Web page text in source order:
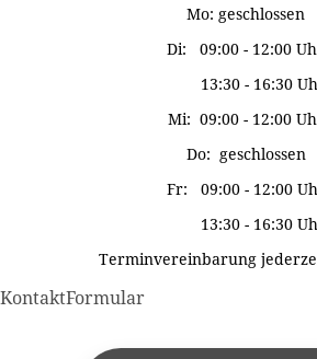
Mo: geschlossen
Di: 09:00 - 12:00
13:30 - 16:30
Mi: 09:00 - 12:00
Do: geschlossen
Fr: 09:00 - 12:00
13:30 - 16:30
Terminvereinbarung
KontaktFormular